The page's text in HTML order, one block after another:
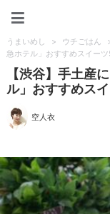
うまいめし > ウチごはん
急ホテル」おすすめスイー
【渋谷】手土産
ル」おすすめス
空人衣